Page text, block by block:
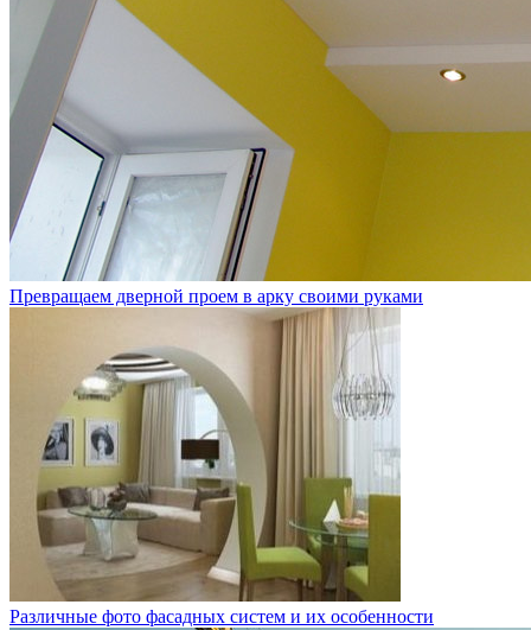
Превращаем дверной проем в арку своими руками
Различные фото фасадных систем и их особенности